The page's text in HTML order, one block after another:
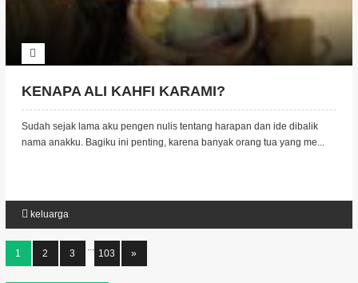
KENAPA ALI KAHFI KARAMI?
Sudah sejak lama aku pengen nulis tentang harapan dan ide dibalik
nama anakku. Bagiku ini penting, karena banyak orang tua yang me...
keluarga
1 2 3
...
103 »